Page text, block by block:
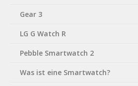
Gear 3
LG G Watch R
Pebble Smartwatch 2
Was ist eine Smartwatch?